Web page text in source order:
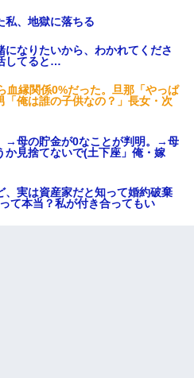
私、地獄に落ちる
なりたいから、わかれてくださ
してると…
血縁関係0%だった。旦那「やっぱ
俺は誰の子供なの？」長女・次
→母の貯金が0なことが判明。→母
か見捨てないで(土下座」俺・嫁
、実は資産家だと知って婚約破棄
て本当？私が付き合ってもい